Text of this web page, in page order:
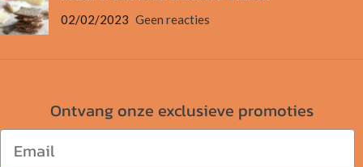
02/02/2023 Geen reacties
Ontvang onze exclusieve promoties
Email